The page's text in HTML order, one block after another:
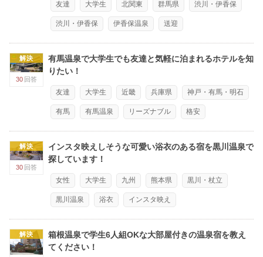
友達 大学生 北関東 群馬県 渋川・伊香保
渋川・伊香保 伊香保温泉 送迎
解決
30 回答
有馬温泉で大学生でも友達と気軽に泊まれるホテルを知
りたい！
友達 大学生 近畿 兵庫県 神戸・有馬・明石
有馬 有馬温泉 リーズナブル 格安
解決
30 回答
インスタ映えしそうな可愛い浴衣のある宿を黒川温泉で
探しています！
女性 大学生 九州 熊本県 黒川・杖立
黒川温泉 浴衣 インスタ映え
解決
箱根温泉で学生6人組OKな大部屋付きの温泉宿を教え
てください！